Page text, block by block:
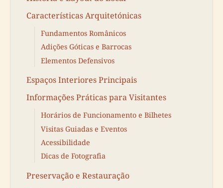
Características Arquitetónicas
Fundamentos Românicos
Adições Góticas e Barrocas
Elementos Defensivos
Espaços Interiores Principais
Informações Práticas para Visitantes
Horários de Funcionamento e Bilhetes
Visitas Guiadas e Eventos
Acessibilidade
Dicas de Fotografia
Preservação e Restauração